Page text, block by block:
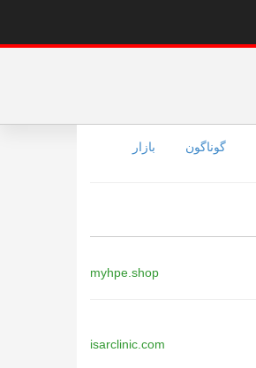
گوناگون بازار
myhpe.shop
isarclinic.com